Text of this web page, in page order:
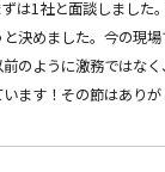
は1社と面談しました
決めました。今の現
のように激務ではな
ます！その節はありが